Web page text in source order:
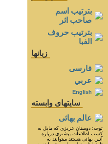
بترتيب اسم
صاحب اثر
بترتيب حروف
الفبا
زبانها
فارسی
عربي
English
سايتهای وابسته
عالم بهائی
توجه: دوستان عزيزى كه مايل به
كسب اطلاعات بيشترى درباره
آئين بهائى هستند ميتوانند به